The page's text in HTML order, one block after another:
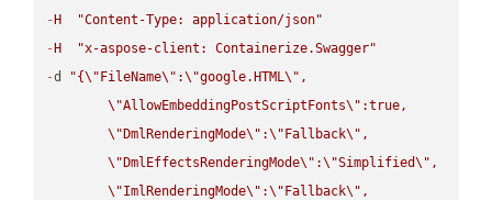
- H
"Content-Type: application/json"
- H
"x-aspose-client: Containerize.Swagger"
-d "{\" FileName\" :\"google.HTML\" ,
\"AllowEmbeddingPostScriptFonts\" :true,
\" DmlRenderingMode\" :\" Fallback\" ,
\" DmlEffectsRenderingMode\" :\"Simplified\" ,
\"ImlRenderingMode\" :\" Fallback\" ,